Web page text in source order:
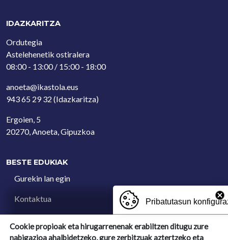
IDAZKARITZA
Ordutegia
Astelehenetik ostiralera
08:00 - 13:00 / 15:00 - 18:00
anoeta@ikastola.eus
943 65 29 32 (Idazkaritza)
Ergoien, 5
20270, Anoeta, Gipuzkoa
BESTE EDUKIAK
Gurekin lan egin
Kontaktua Pribatutasun
Cookie propioak eta hirugarrenenak erabiltzen ditugu zure
nabigazioa ahalbidetzeko, gure zerbitzuak aztertzeko eta